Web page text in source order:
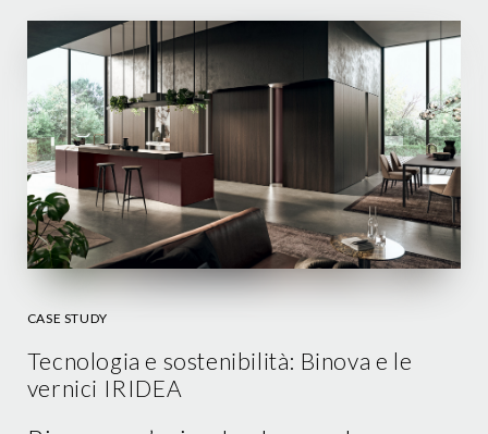
CASE STUDY
Tecnologia e sostenibilità: Binova e le
vernici IRIDEA